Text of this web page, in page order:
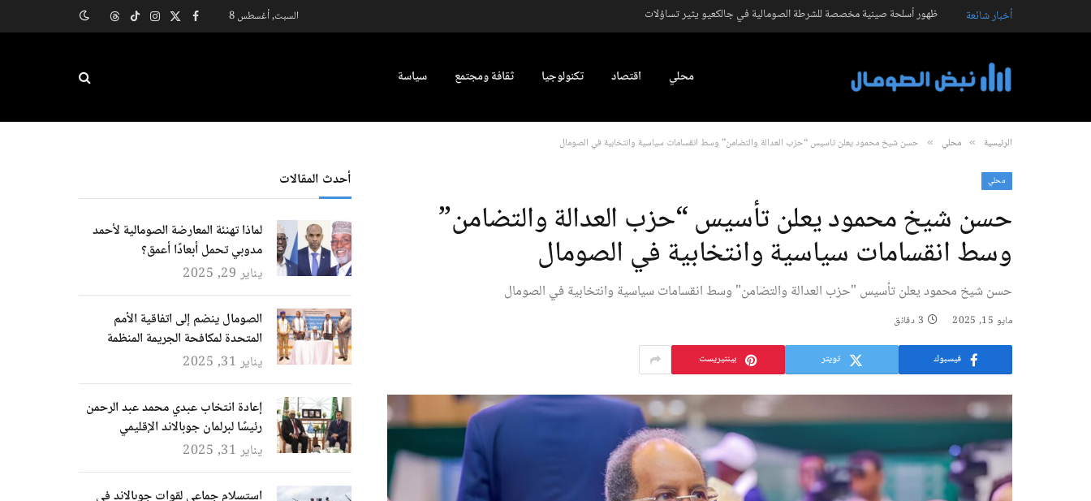
أخبار شائعة ظهور أسلحة صينية مخصصة للشرطة الصومالية في جالكعيو يثير تساؤلات السبت, أغسطس 8 فيسبوك
X
الانستغرام
تيكتوكThreads
محلي اقتصاد تكنولوجيا ثقافة ومجتمع سياسة
الرئيسية » محلي » حسن شيخ محمود يعلن تأسيس “حزب العدالة والتضامن” وسط انقسامات سياسية وانتخابية في الصومال
محلي
حسن شيخ محمود يعلن تأسيس “حزب العدالة والتضامن”
وسط انقسامات سياسية وانتخابية في الصومال
حسن شيخ محمود يعلن تأسيس "حزب العدالة والتضامن" وسط انقسامات سياسية وانتخابية في الصومال
مايو 15, 2025 3 دقائق
فيسبوك تويتر بينتيريست
أحدث المقالات
لماذا تهنئة المعارضة الصومالية لأحمد
مدوبي تحمل أبعادًا أعمق؟
يناير 29, 2025
الصومال ينضم إلى اتفاقية الأمم
المتحدة لمكافحة الجريمة المنظمة
يناير 31, 2025
إعادة انتخاب عبدي محمد عبد الرحمن
رئيسًا لبرلمان جوبالاند الإقليمي
يناير 31, 2025
استسلام جماعي لقوات جوبالاند في